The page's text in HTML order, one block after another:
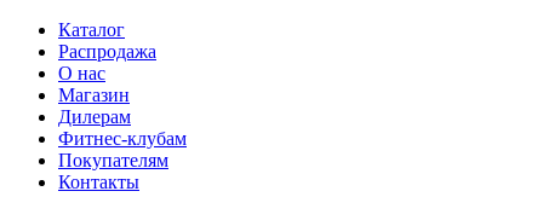
Каталог
Распродажа
О нас
Магазин
Дилерам
Фитнес-клубам
Покупателям
Контакты